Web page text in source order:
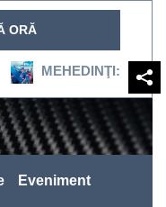
ORĂ
Eveniment